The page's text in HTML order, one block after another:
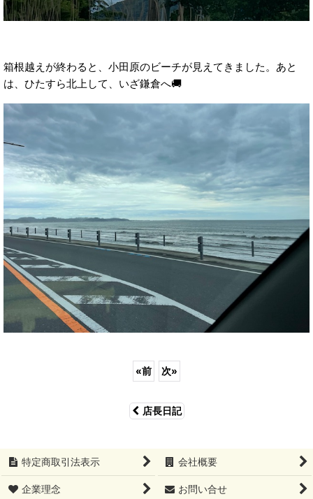
箱根越えが終わると、小田原のビーチが見えてきました。あと
は、ひたすら北上して、いざ鎌倉へ🚚
«前 次»
店長日記
特定商取引法表示 会社概要
企業理念 お問い合せ